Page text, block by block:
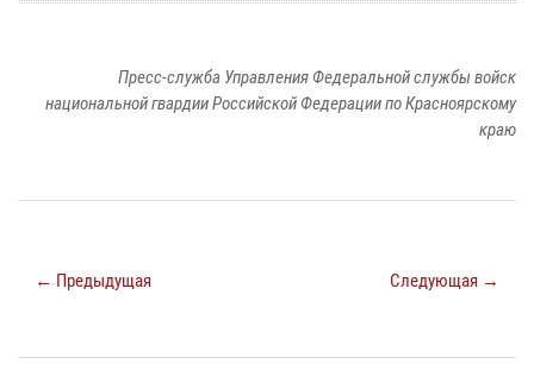
Пресс-служба Управления Федеральной службы войск
национальной гвардии Российской Федерации по Красноярскому
краю
← Предыдущая Следующая →